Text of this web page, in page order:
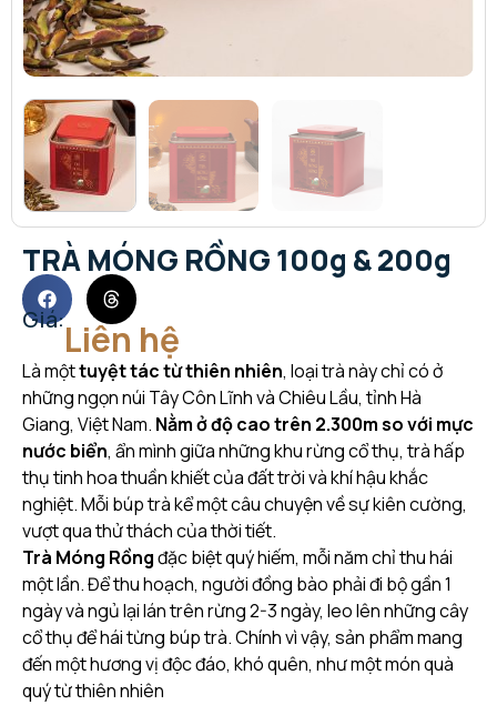
TRÀ MÓNG RỒNG 100g & 200g
Giá:Liên hệ
Là mộttuyệt tác từ thiên nhiên, loại trà này chỉ có ở
những ngọn núi Tây Côn Lĩnh và Chiêu Lầu, tỉnh Hà
Giang, Việt Nam. Nằm ở độ cao trên 2.300m so với mực
nước biển, ẩn mình giữa những khu rừng cổ thụ, trà hấp
thụ tinh hoa thuần khiết của đất trời và khí hậu khắc
nghiệt. Mỗi búp trà kể một câu chuyện về sự kiên cường,
vượt qua thử thách của thời tiết.
Trà Móng Rồngđặc biệt quý hiếm, mỗi năm chỉ thu hái
một lần. Để thu hoạch, người đồng bào phải đi bộ gần 1
ngày và ngủ lại lán trên rừng 2-3 ngày, leo lên những cây
cổ thụ để hái từng búp trà. Chính vì vậy, sản phẩm mang
đến một hương vị độc đáo, khó quên, như một món quà
quý từ thiên nhiên